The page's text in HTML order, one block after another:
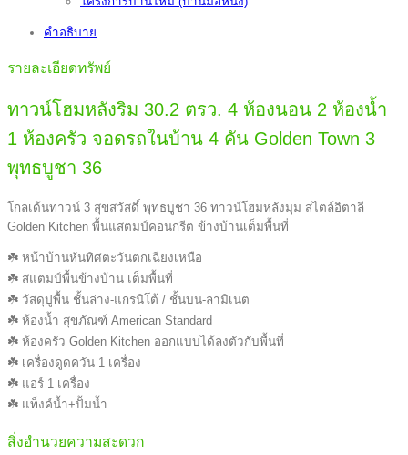
คำอธิบาย
รายละเอียดทรัพย์
ทาวน์โฮมหลังริม 30.2 ตรว. 4 ห้องนอน 2 ห้องน้ำ
1 ห้องครัว จอดรถในบ้าน 4 คัน Golden Town 3
พุทธบูชา 36
โกลเด้นทาวน์ 3 สุขสวัสดิ์ พุทธบูชา 36 ทาวน์โฮมหลังมุม สไตล์อิตาลี
Golden Kitchen พื้นแสตมป์คอนกรีต ข้างบ้านเต็มพื้นที่
☘️ หน้าบ้านหันทิศตะวันตกเฉียงเหนือ
☘️ สแตมป์พื้นข้างบ้าน เต็มพื้นที่
☘️ วัสดุปูพื้น ชั้นล่าง-แกรนิโต้ / ชั้นบน-ลามิเนต
☘️ ห้องน้ำ สุขภัณฑ์ American Standard
☘️ ห้องครัว Golden Kitchen ออกแบบได้ลงตัวกับพื้นที่
☘️ เครื่องดูดควัน 1 เครื่อง
☘️ แอร์ 1 เครื่อง
☘️ แท็งค์น้ำ+ปั้มน้ำ
สิ่งอำนวยความสะดวก